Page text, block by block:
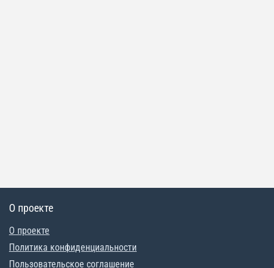
О проекте
О проекте
Политика конфиденциальности
Пользовательское соглашение